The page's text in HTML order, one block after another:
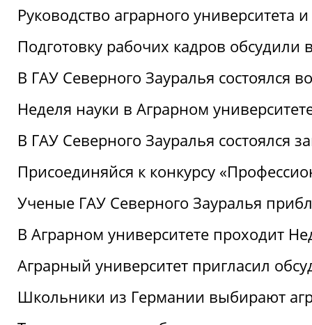
Руководство аграрного
Подготовку рабочих кадров
В ГАУ Северного Зауралья состоялся
Неделя науки в Аграрном
В ГАУ Северного Зауралья
Присоединяйся к конкурсу
Ученые ГАУ Северного Зауралья
В Аграрном университете проходит
Аграрный университет пригласил
Школьники из Германии выбирают